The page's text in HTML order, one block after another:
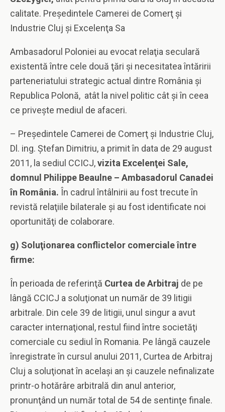
calitate. Preşedintele Camerei de Comerţ şi
Industrie Cluj şi Excelenţa Sa
Ambasadorul Poloniei au evocat relaţia seculară
existentă între cele două ţări şi necesitatea întăririi
parteneriatului strategic actual dintre România şi
Republica Polonă, atât la nivel politic cât şi în ceea
ce priveşte mediul de afaceri.
– Preşedintele Camerei de Comerţ şi Industrie Cluj,
Dl. ing. Ştefan Dimitriu, a primit în data de 29 august
2011, la sediul CCICJ,vizita Excelenţei Sale,
domnul Philippe Beaulne – Ambasadorul Canadei
în România. În cadrul întâlnirii au fost trecute în
revistă relaţiile bilaterale şi au fost identificate noi
oportunităţi de colaborare.
g) Soluţionarea conflictelor comerciale între
firme:
În perioada de referinţă Curtea de Arbitraj de pe
lângă CCICJ a soluţionat un număr de 39 litigii
arbitrale. Din cele 39 de litigii, unul singur a avut
caracter internaţional, restul fiind între societăţi
comerciale cu sediul în Romania. Pe lângă cauzele
înregistrate în cursul anului 2011, Curtea de Arbitraj
Cluj a soluţionat în acelaşi an şi cauzele nefinalizate
printr-o hotărâre arbitrală din anul anterior,
pronunţând un număr total de 54 de sentinţe finale.